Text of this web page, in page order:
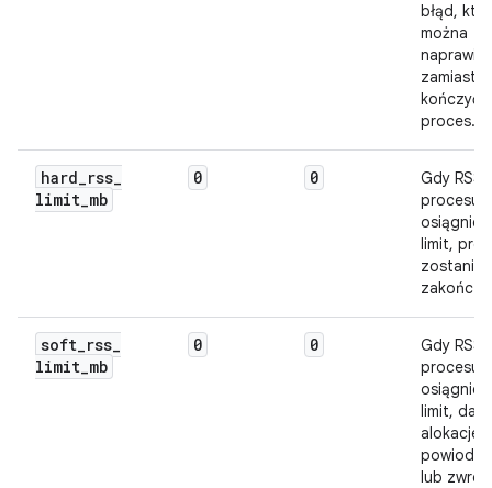
błąd,
można
naprawić,
zamiast
kończyć
proces.
hard_rss_
limit_mb
0 0
Gdy RSS
procesu
osiągnie
limit,
zostanie
soft_rss_
limit_mb
0 0
Gdy RSS
procesu
osiągnie
limit,
alokacje
powiodą
lub